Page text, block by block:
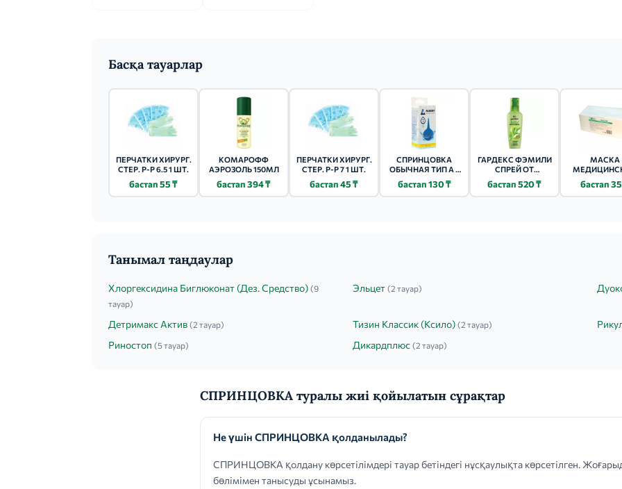
Басқа тауарлар
ПЕРЧАТКИ ХИРУРГ.
СТЕР. Р-Р 6.5 1 ШТ.
бастап 55 ₸
КОМАРОФФ
АЭРОЗОЛЬ 150МЛ
бастап 394 ₸
ПЕРЧАТКИ ХИРУРГ.
СТЕР. Р-Р 7 1 ШТ.
бастап 45 ₸
СПРИНЦОВКА
ОБЫЧНАЯ ТИП А 3
бастап 130 ₸
ГАРДЕКС ФЭМИЛИ
СПРЕЙ ОТ
100МЛ
бастап 520 ₸
МАСКА
НА
бастап
Танымал таңдаулар
Хлоргексидина Биглюконат (Дез. Средство) (9
тауар)
Эльцет (2 тауар)
Детримакс Актив (2 тауар) Тизин Классик (Ксило) (2 тауар)
Риностоп (5 тауар) Дикардплюс (2 тауар)
СПРИНЦОВКА туралы жиі қойылатын сұрақтар
Не үшін СПРИНЦОВКА қолданылады?
СПРИНЦОВКА қолдану көрсетілімдері тауар бетіндегі нұсқаулықта көрсетілген.
бөлімімен танысуды ұсынамыз.